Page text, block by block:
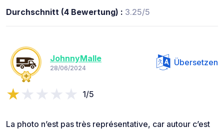
Durchschnitt (4 Bewertung) : 3.25/5
JohnnyMalle
28/06/2024
Übersetzen
1/5
La photo n’est pas très représentative, car autour c’est